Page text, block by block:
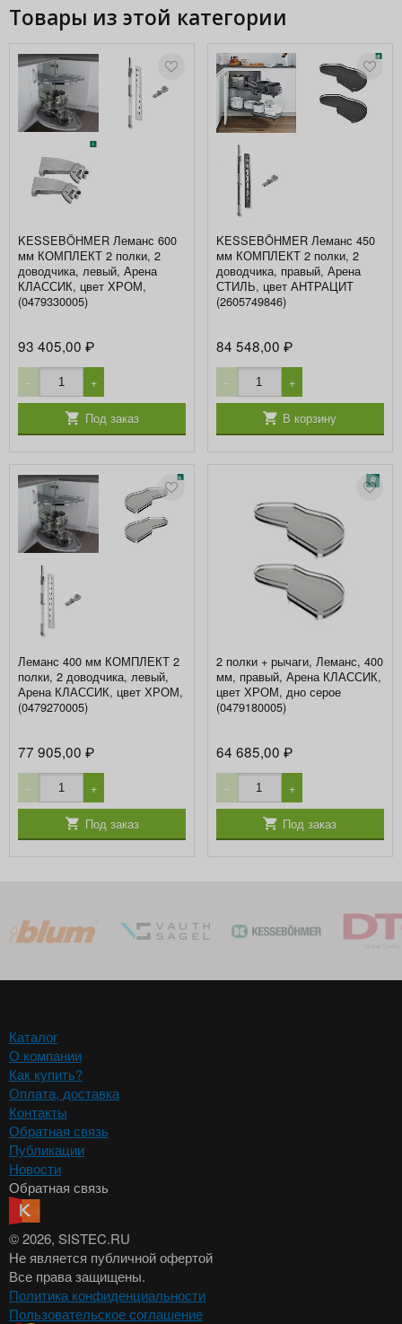
Товары из этой категории
KESSEBÖHMER Леманс 600
мм КОМПЛЕКТ 2 полки, 2
доводчика, левый, Арена
КЛАССИК, цвет ХРОМ,
(0479330005)
93 405,00₽
− +
Под заказ
KESSEBÖHMER Леманс 450
мм КОМПЛЕКТ 2 полки, 2
доводчика, правый, Арена
СТИЛЬ, цвет АНТРАЦИТ
(2605749846)
84 548,00 ₽
− +
В корзину
Леманс 400 мм КОМПЛЕКТ 2
полки, 2 доводчика, левый,
Арена КЛАССИК, цвет ХРОМ,
(0479270005)
77 905,00₽
− +
Под заказ
2 полки + рычаги, Леманс, 400
мм, правый, Арена КЛАССИК,
цвет ХРОМ, дно серое
(0479180005)
64 685,00 ₽
− +
Под заказ
Каталог
О компании
Как купить?
Оплата, доставка
Контакты
Обратная связь
Публикации
Новости
Обратная связь
© 2026, SISTEC.RU
Не является публичной офертой
Все права защищены.
Политика конфиденциальности
Пользовательское соглашение